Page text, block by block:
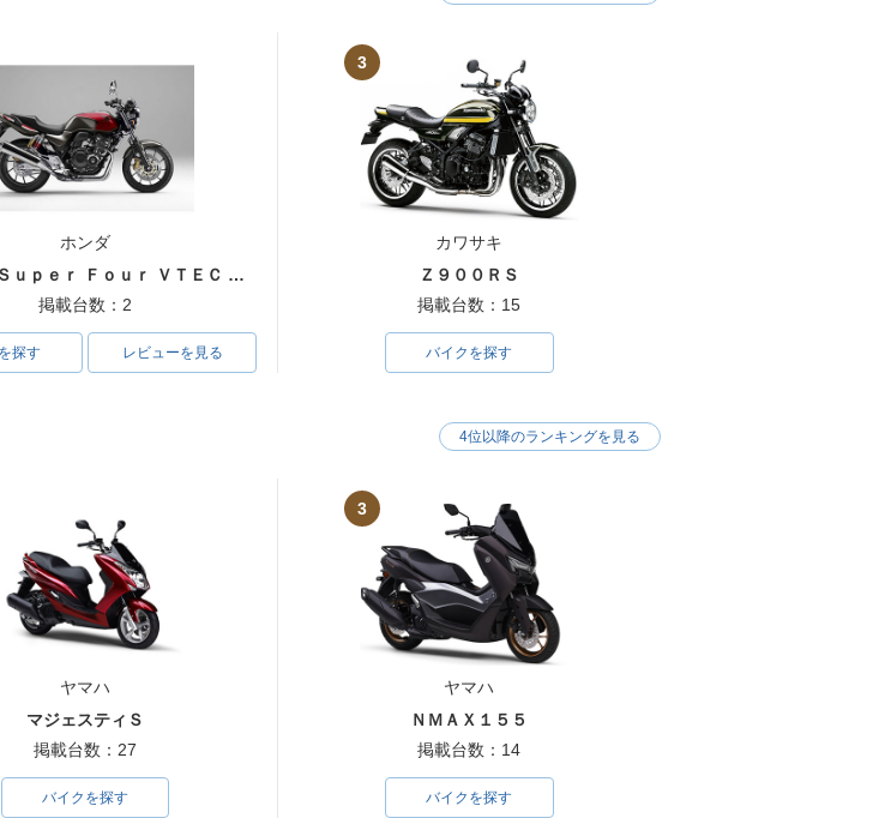
ホンダ
ＣＢ４００Ｓｕｐｅｒ Ｆｏｕｒ ＶＴＥＣ ＳＰＥＣ３
掲載台数：2
探す レビューを見る
3
カワサキ
Ｚ９００ＲＳ
掲載台数：15
バイクを探す
ヤマハ
マジェスティＳ
掲載台数：27
バイクを探す
3
ヤマハ
ＮＭＡＸ１５５
掲載台数：14
バイクを探す
4位以降のランキングを見る